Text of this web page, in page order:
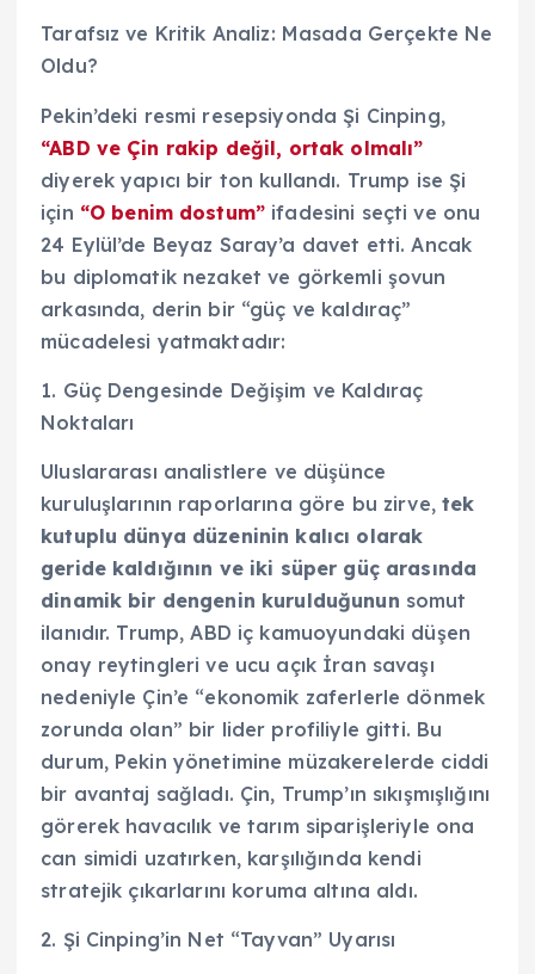
Tarafsız ve Kritik Analiz: Masada Gerçekte Ne
Oldu?
Pekin’deki resmi resepsiyonda Şi Cinping,
“ABD ve Çin rakip değil, ortak olmalı”
diyerek yapıcı bir ton kullandı. Trump ise Şi
için “O benim dostum” ifadesini seçti ve onu
24 Eylül’de Beyaz Saray’a davet etti. Ancak
bu diplomatik nezaket ve görkemli şovun
arkasında, derin bir “güç ve kaldıraç”
mücadelesi yatmaktadır:
1. Güç Dengesinde Değişim ve Kaldıraç
Noktaları
Uluslararası analistlere ve düşünce
kuruluşlarının raporlarına göre bu zirve, tek
kutuplu dünya düzeninin kalıcı olarak
geride kaldığının ve iki süper güç arasında
dinamik bir dengenin kurulduğunun somut
ilanıdır. Trump, ABD iç kamuoyundaki düşen
onay reytingleri ve ucu açık İran savaşı
nedeniyle Çin’e “ekonomik zaferlerle dönmek
zorunda olan” bir lider profiliyle gitti. Bu
durum, Pekin yönetimine müzakerelerde ciddi
bir avantaj sağladı. Çin, Trump’ın sıkışmışlığını
görerek havacılık ve tarım siparişleriyle ona
can simidi uzatırken, karşılığında kendi
stratejik çıkarlarını koruma altına aldı.
2. Şi Cinping’in Net “Tayvan” Uyarısı